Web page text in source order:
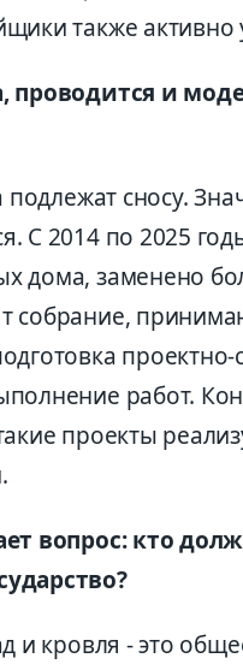
также активно
проводится и
сносу.
С 2014 по 2025
дома, заменено
собрание,
работ.
проекты
вопрос: кто
и кровля - это